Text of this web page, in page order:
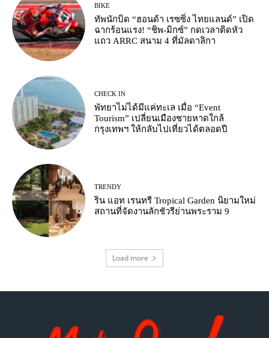
BIKE
ทัพนักบิด “ฮอนด้า เรซซิ่ง ไทยแลนด์” เปิด
ฉากร้อนแรง! “ชิพ-มิกซ์” กดเวลาติดหัว
แถว ARRC สนาม 4 ที่มัลดาลิกา
CHECK IN
พัทยาไม่ได้มีแค่ทะเล เมื่อ “Event
Tourism” เปลี่ยนเมืองชายหาดใกล้
กรุงเทพฯ ให้กลับไปเที่ยวได้ตลอดปี
TRENDY
ริน แอท เรนทรี Tropical Garden นิยามใหม่
สถานที่จัดงานลักชัวรีย่านพระราม 9
Load more